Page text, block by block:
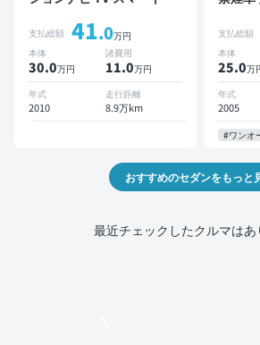
支払総額 41.0万円
本体
30.0万円
諸費用
11.0万円
年式
2010
走行距離
8.9万km
スマー
モニタ
支払総額
本体
25.0万
年式
2005
#ワンオ
おすすめのセダンをもっと
最近チェックしたクルマはあ